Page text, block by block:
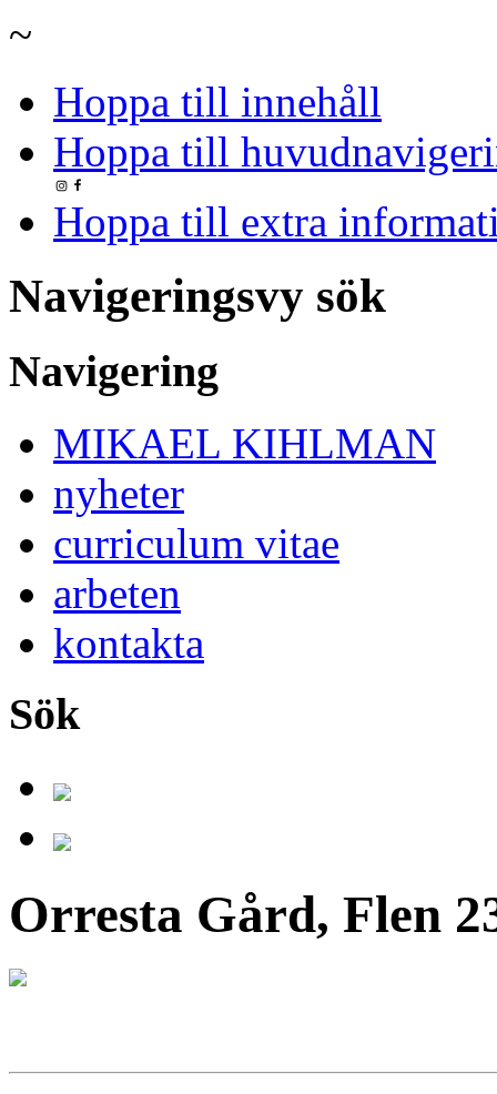
~
Hoppa till innehåll
Hoppa till
Hoppa till extra
Navigeringsvy sök
Navigering
MIKAEL KIHLMAN
nyheter
curriculum vitae
arbeten
kontakta
Sök
Orresta Gård, Flen